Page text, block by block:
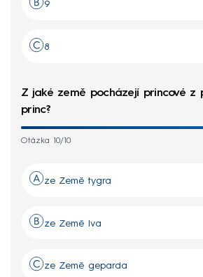
9
8
Z jaké země pocházejí princové z
princ?
Otázka 10/10
ze Země tygra
ze Země lva
ze Země geparda